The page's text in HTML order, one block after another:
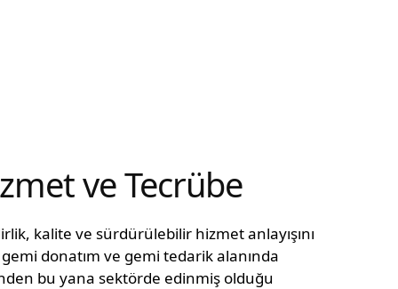
ve Tecrübe
kalite ve sürdürülebilir hizmet anlayışını
donatım ve gemi tedarik alanında
bu yana sektörde edinmiş olduğu